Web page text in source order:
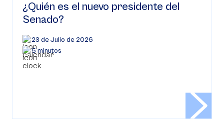
¿Quién es el nuevo presidente del
Senado?
23 de Julio de 2026
5 minutos